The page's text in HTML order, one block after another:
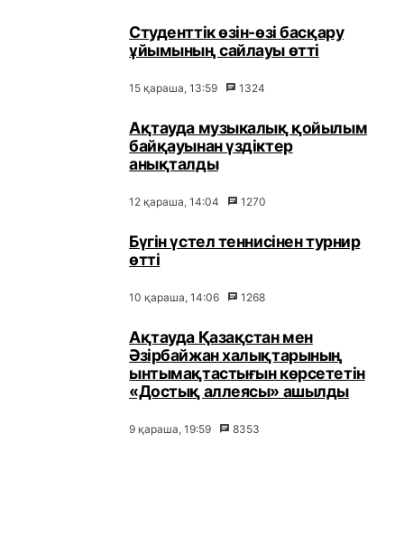
Студенттік өзін-өзі басқару
ұйымының сайлауы өтті
15 қараша, 13:59 1324
Ақтауда музыкалық қойылым
байқауынан үздіктер
анықталды
12 қараша, 14:04 1270
Бүгін үстел теннисінен турнир
өтті
10 қараша, 14:06 1268
Ақтауда Қазақстан мен
Әзірбайжан халықтарының
ынтымақтастығын көрсететін
«Достық аллеясы» ашылды
9 қараша, 19:59 8353